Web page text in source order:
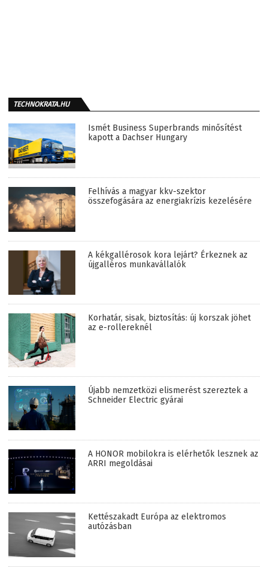
TECHNOKRATA.HU
Ismét Business Superbrands minősítést
kapott a Dachser Hungary
Felhívás a magyar kkv-szektor
összefogására az energiakrízis kezelésére
A kékgallérosok kora lejárt? Érkeznek az
újgalléros munkavállalók
Korhatár, sisak, biztosítás: új korszak jöhet
az e-rollereknél
Újabb nemzetközi elismerést szereztek a
Schneider Electric gyárai
A HONOR mobilokra is elérhetők lesznek az
ARRI megoldásai
Kettészakadt Európa az elektromos
autózásban